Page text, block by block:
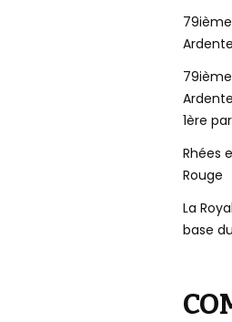
1ère
Rhées
Rouge
La
base